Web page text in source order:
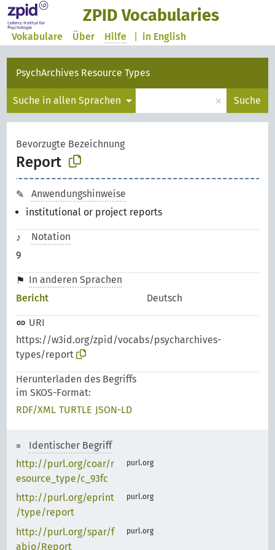
ZPID Vocabularies
in English
Vokabulare Über Hilfe
PsychArchives Resource Types
Suche in allen Sprachen × Suche
Bevorzugte Bezeichnung
Report
Anwendungshinweise
institutional or project reports
Notation
9
In anderen Sprachen
Bericht
Deutsch
URI
https://w3id.org/zpid/vocabs/psycharchives-
types/report
Herunterladen des Begriffs
im SKOS-Format:
RDF/XML TURTLE JSON-LD
Identischer Begriff
http://purl.org/coar/r
esource_type/c_93fc
purl.org
http://purl.org/eprint
/type/report
purl.org
http://purl.org/spar/f
abio/Report
purl.org